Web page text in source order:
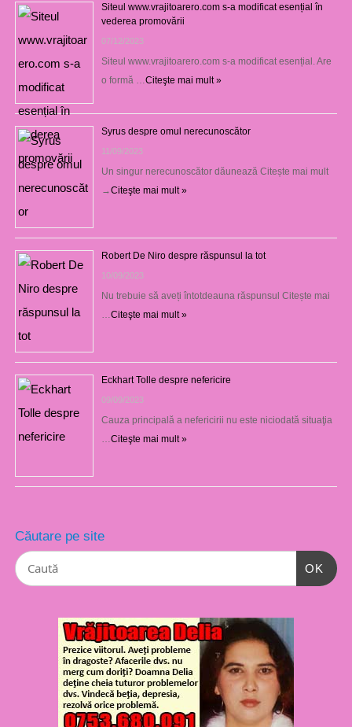
Siteul www.vrajitoarero.com s-a modificat esențial în
vederea promovării
07/12/2023
Siteul www.vrajitoarero.com s-a modificat esențial. Are
o formă … Citeşte mai mult »
Syrus despre omul nerecunoscător
11/09/2023
Un singur nerecunoscător dăunează Citește mai mult
→Citeşte mai mult »
Robert De Niro despre răspunsul la tot
10/09/2023
Nu trebuie să aveți întotdeauna răspunsul Citește mai
Citeşte mai mult »
Eckhart Tolle despre nefericire
09/09/2023
Cauza principală a nefericirii nu este niciodată situaţia
Citeşte mai mult »
Căutare pe site
OK